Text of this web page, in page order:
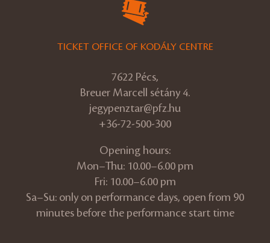
TICKET OFFICE OF KODÁLY CENTRE
7622 Pécs,
Breuer Marcell sétány 4.
jegypenztar@pfz.hu
+36-72-500-300
Opening hours:
Mon–Thu: 10.00–6.00 pm
Fri: 10.00–6.00 pm
Sa–Su: only on performance days, open from 90
minutes before the performance start time